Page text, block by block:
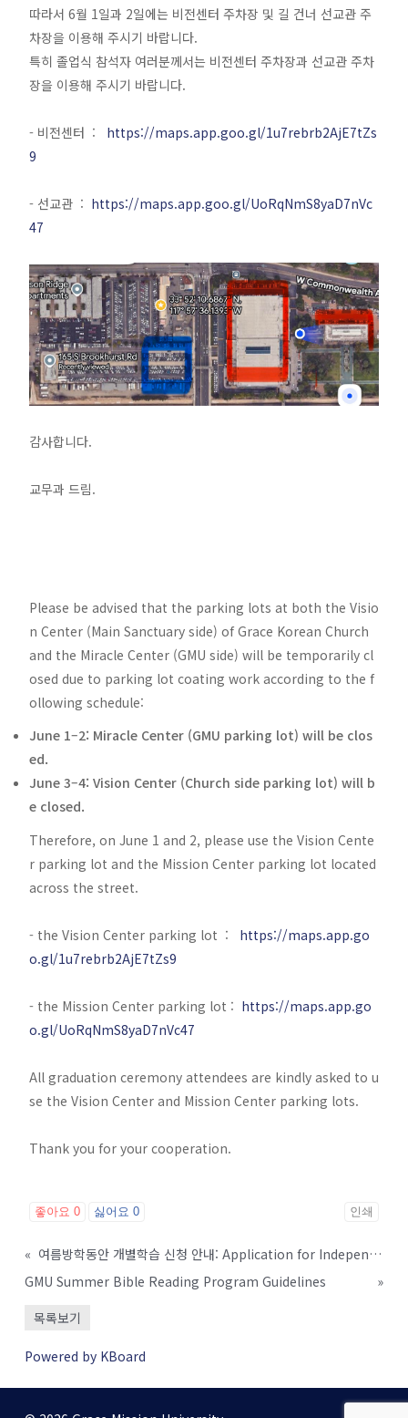
따라서 6월 1일과 2일에는 비전센터 주차장 및 길 건너 선교관 주
차장을 이용해 주시기 바랍니다.
특히 졸업식 참석자 여러분께서는 비전센터 주차장과 선교관 주차
장을 이용해 주시기 바랍니다.
- 비전센터 : https://maps.app.goo.gl/1u7rebrb2AjE7tZs
9
- 선교관 : https://maps.app.goo.gl/UoRqNmS8yaD7nVc
47
감사합니다.
교무과 드림.
Please be advised that the parking lots at both the Visio
n Center (Main Sanctuary side) of Grace Korean Church
and the Miracle Center (GMU side) will be temporarily cl
osed due to parking lot coating work according to the f
ollowing schedule:
June 1–2: Miracle Center (GMU parking lot) will be clos
ed.
June 3–4: Vision Center (Church side parking lot) will b
e closed.
Therefore, on June 1 and 2, please use the Vision Cente
r parking lot and the Mission Center parking lot located
across the street.
- the Vision Center parking lot : https://maps.app.go
o.gl/1u7rebrb2AjE7tZs9
- the Mission Center parking lot : https://maps.app.go
o.gl/UoRqNmS8yaD7nVc47
All graduation ceremony attendees are kindly asked to u
se the Vision Center and Mission Center parking lots.
Thank you for your cooperation.
좋아요 0 싫어요 0 인쇄
«
여름방학동안 개별학습 신청 안내: Application for Independent Study (개별학습 신청 안내: Application for Independent Study)
GMU Summer Bible Reading Program Guidelines
»
목록보기
Powered by KBoard